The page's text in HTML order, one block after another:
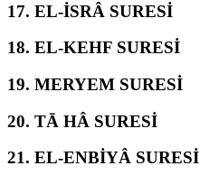
17. EL-İSRÂ SURESİ
18. EL-KEHF SURESİ
19. MERYEM SURESİ
20. TĀ HÂ SURESİ
21. EL-ENBİYÂ SURESİ